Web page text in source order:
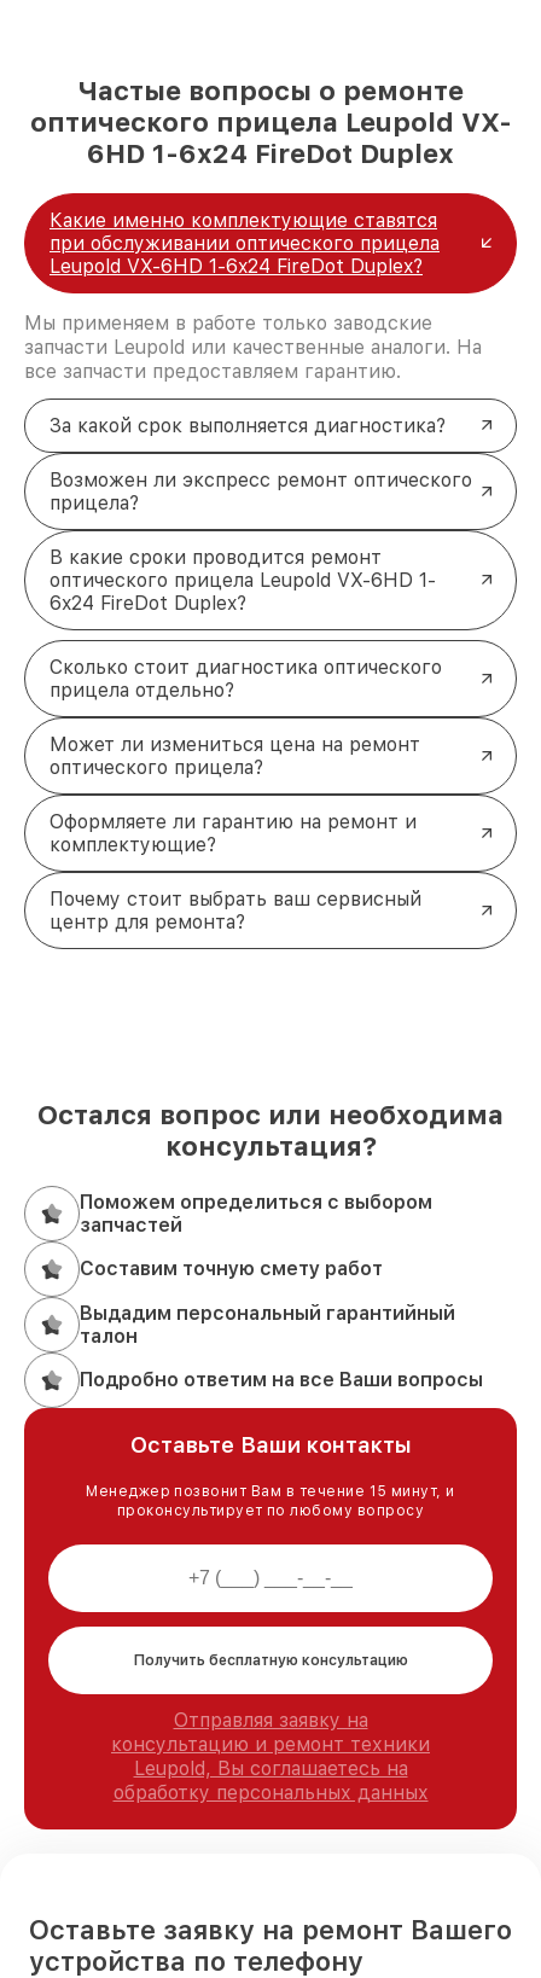
Частые вопросы о ремонте
оптического прицела Leupold VX-
6HD 1-6x24 FireDot Duplex
Какие именно комплектующие ставятся
при обслуживании оптического прицела
Leupold VX-6HD 1-6x24 FireDot Duplex?
Мы применяем в работе только заводские
запчасти Leupold или качественные аналоги. На
все запчасти предоставляем гарантию.
За какой срок выполняется диагностика?
Возможен ли экспресс ремонт оптического
прицела?
В какие сроки проводится ремонт
оптического прицела Leupold VX-6HD 1-
6x24 FireDot Duplex?
Сколько стоит диагностика оптического
прицела отдельно?
Может ли измениться цена на ремонт
оптического прицела?
Оформляете ли гарантию на ремонт и
комплектующие?
Почему стоит выбрать ваш сервисный
центр для ремонта?
Остался вопрос или необходима
консультация?
Поможем определиться с выбором
запчастей
Составим точную смету работ
Выдадим персональный гарантийный
талон
Подробно ответим на все Ваши вопросы
Оставьте Ваши контакты
Менеджер позвонит Вам в течение 15 минут, и
проконсультирует по любому вопросу
Получить бесплатную консультацию
Отправляя заявку на
консультацию и ремонт техники
Leupold, Вы соглашаетесь на
обработку персональных данных
Оставьте заявку на ремонт Вашего
устройства по телефону